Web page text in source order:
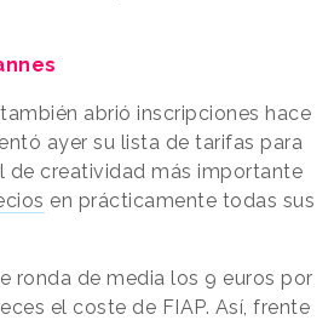
también abrió inscripciones hace
ayer su lista de tarifas para
de creatividad más importante
en prácticamente todas sus
ronda de media los 9 euros por
el coste de FIAP. Así, frente